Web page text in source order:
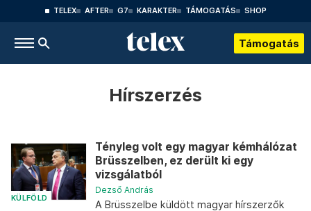
TELEX AFTER G7 KARAKTER TÁMOGATÁS SHOP
Támogatás
Hírszerzés
KÜLFÖLD
Tényleg volt egy magyar kémhálózat
Brüsszelben, ez derült ki egy
vizsgálatból
Dezső András
A Brüsszelbe küldött magyar hírszerzők